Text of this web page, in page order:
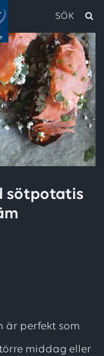
SÖK
sötpotatis
är perfekt som
middag eller